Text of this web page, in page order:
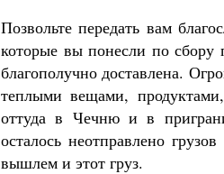
Позвольте передать вам
которые вы понесли по
благополучно доставлена.
теплыми вещами,
оттуда в Чечню и в
осталось неотправлено
вышлем и этот груз.